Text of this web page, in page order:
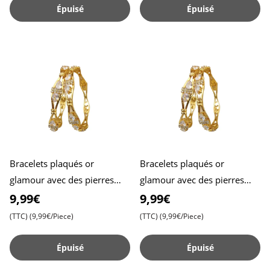
Épuisé Épuisé
Bracelets plaqués or
glamour avec des pierres
grandes et petites - Faites
sensation à chaque événeme
9,99€
(TTC) (9,99€/Piece)
Épuisé
Bracelets plaqués or
glamour avec des pierres
grandes et petites - Faites
sensation à chaque événeme
9,99€
(TTC) (9,99€/Piece)
Épuisé